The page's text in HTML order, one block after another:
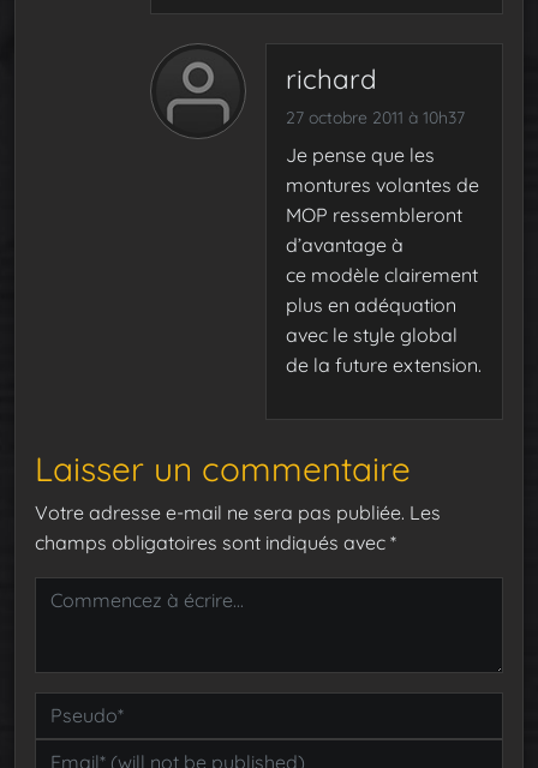
richard
27 octobre 2011 à 10h37
Je pense que les
montures volantes de
MOP ressembleront
d’avantage à
ce modèle clairement
plus en adéquation
avec le style global
de la future extension.
Laisser un commentaire
Votre adresse e-mail ne sera pas publiée. Les
champs obligatoires sont indiqués avec *